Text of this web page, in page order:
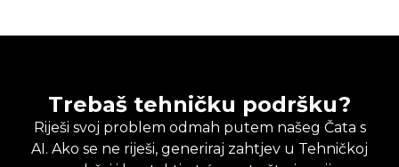
Trebaš tehničku podršku?
Riješi svoj problem odmah putem našeg Čata s
AI. Ako se ne riješi, generiraj zahtjev u Tehničkoj